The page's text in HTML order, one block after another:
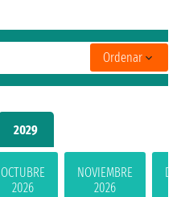
2029
OCTUBRE
2026
NOVIEMBRE
2026
Ordenar